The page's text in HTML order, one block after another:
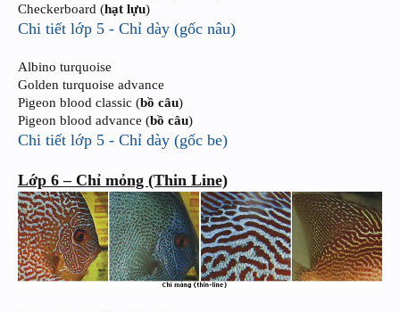
Checkerboard (hạt lựu)
Chi tiết lớp 5 - Chỉ dày (gốc nâu)
Albino turquoise
Golden turquoise advance
Pigeon blood classic (bồ câu)
Pigeon blood advance (bồ câu)
Chi tiết lớp 5 - Chỉ dày (gốc be)
Lớp 6 – Chỉ mỏng (Thin Line)